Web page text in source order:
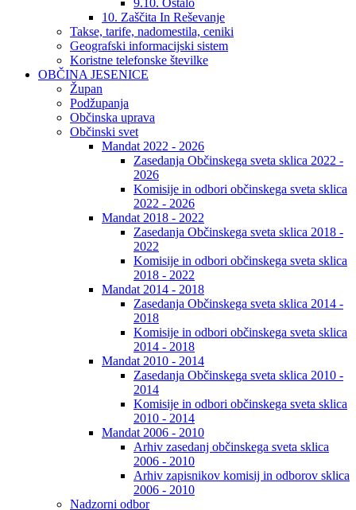
10. Zaščita In Reševanje
Takse, tarife, nadomestila, ceniki
Geografski informacijski sistem
Koristne telefonske številke
OBČINA JESENICE
Župan
Podžupanja
Občinska uprava
Občinski svet
Mandat 2022 - 2026
Zasedanja Občinskega sveta sklica 2022 -
2026
Komisije in odbori občinskega sveta sklica
2022 - 2026
Mandat 2018 - 2022
Zasedanja Občinskega sveta sklica 2018 -
2022
Komisije in odbori občinskega sveta sklica
2018 - 2022
Mandat 2014 - 2018
Zasedanja Občinskega sveta sklica 2014 -
2018
Komisije in odbori občinskega sveta sklica
2014 - 2018
Mandat 2010 - 2014
Zasedanja Občinskega sveta sklica 2010 -
2014
Komisije in odbori občinskega sveta sklica
2010 - 2014
Mandat 2006 - 2010
Arhiv zasedanj občinskega sveta sklica
2006 - 2010
Arhiv zapisnikov komisij in odborov sklica
2006 - 2010
Nadzorni odbor